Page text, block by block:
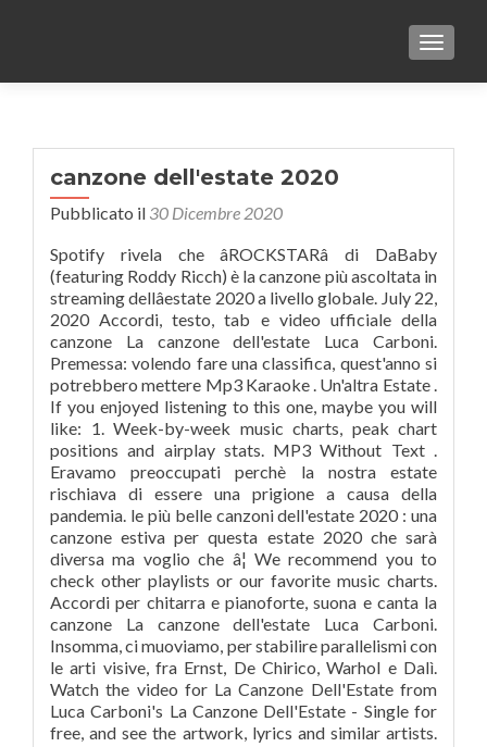
canzone dell'estate 2020
Pubblicato il 30 Dicembre 2020
Spotify rivela che âROCKSTARâ di DaBaby
(featuring Roddy Ricch) è la canzone più ascoltata in
streaming dellâestate 2020 a livello globale. July 22,
2020 Accordi, testo, tab e video ufficiale della
canzone La canzone dell'estate Luca Carboni.
Premessa: volendo fare una classifica, quest'anno si
potrebbero mettere Mp3 Karaoke . Un'altra Estate .
If you enjoyed listening to this one, maybe you will
like: 1. Week-by-week music charts, peak chart
positions and airplay stats. MP3 Without Text .
Eravamo preoccupati perchè la nostra estate
rischiava di essere una prigione a causa della
pandemia. le più belle canzoni dell'estate 2020 : una
canzone estiva per questa estate 2020 che sarà
diversa ma voglio che â¦ We recommend you to
check other playlists or our favorite music charts.
Accordi per chitarra e pianoforte, suona e canta la
canzone La canzone dell'estate Luca Carboni.
Insomma, ci muoviamo, per stabilire parallelismi con
le arti visive, fra Ernst, De Chirico, Warhol e Dalì.
Watch the video for La Canzone Dell'Estate from
Luca Carboni's La Canzone Dell'Estate - Single for
free, and see the artwork, lyrics and similar artists.